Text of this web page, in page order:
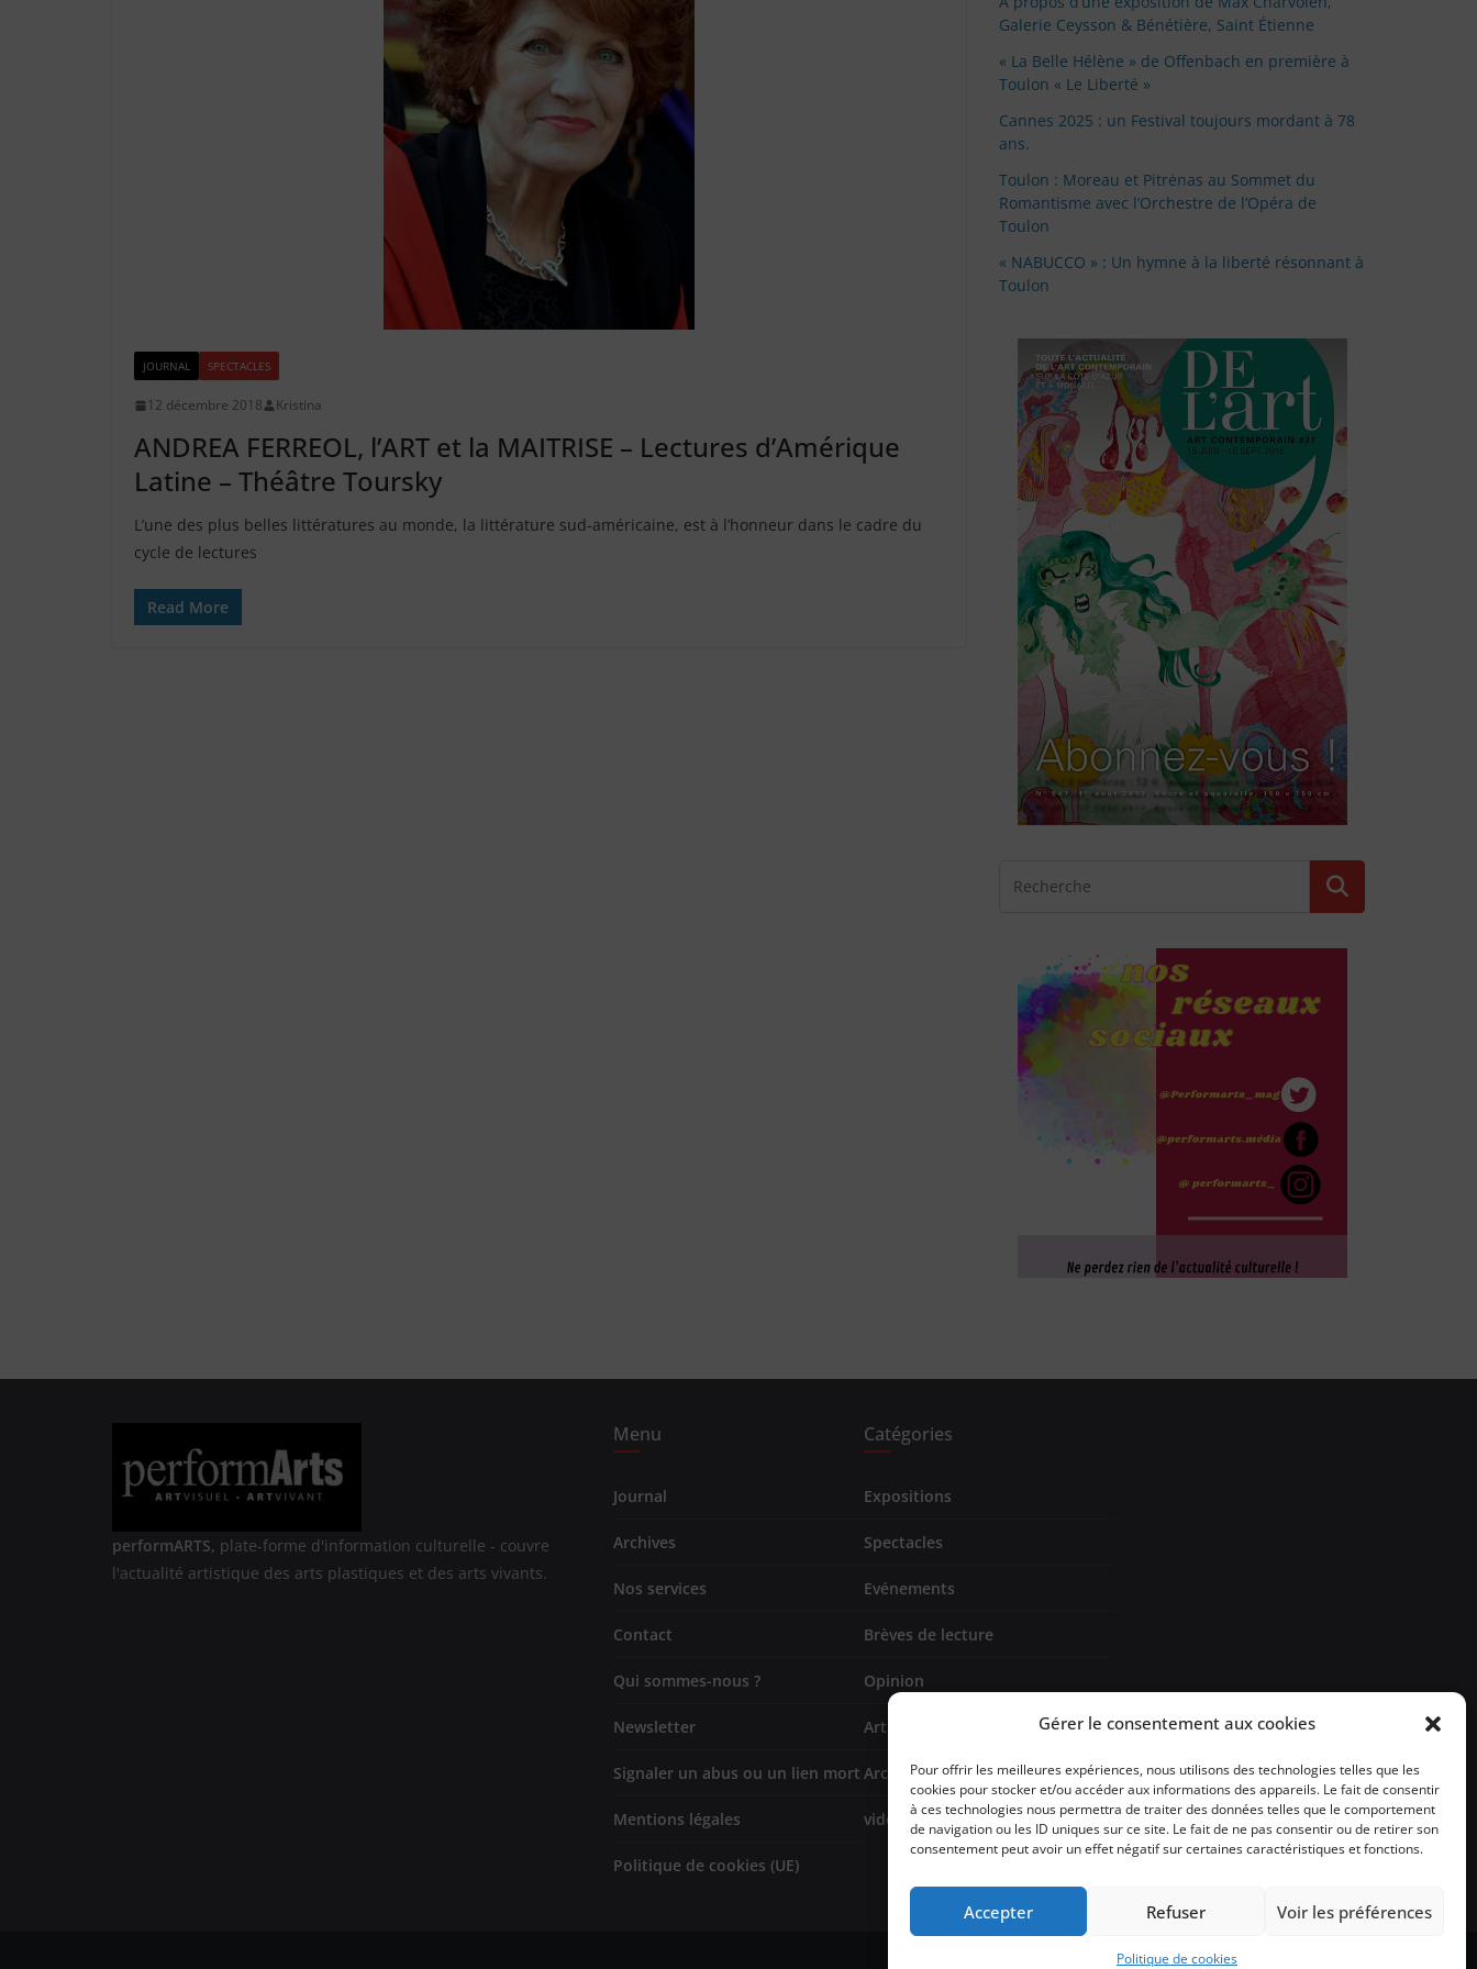
Gérer le consentement aux cookies
Pour offrir les meilleures expériences, nous utilisons des technologies telles que les
cookies pour stocker et/ou accéder aux informations des appareils. Le fait de consentir
à ces technologies nous permettra de traiter des données telles que le comportement
de navigation ou les ID uniques sur ce site. Le fait de ne pas consentir ou de retirer son
consentement peut avoir un effet négatif sur certaines caractéristiques et fonctions.
Accepter Refuser Voir les préférences
Politique de cookies
JOURNAL SPECTACLES
12 décembre 2018 Kristina
ANDREA FERREOL, l’ART et la MAITRISE – Lectures d’Amérique
Latine – Théâtre Toursky
L’une des plus belles littératures au monde, la littérature sud-américaine, est à l’honneur dans le cadre du
cycle de lectures
Read More
Galerie Ceysson & Bénétière, Saint Étienne
« La Belle Hélène » de Offenbach en première à
Toulon « Le Liberté »
Cannes 2025 : un Festival toujours mordant à 78
ans.
Toulon : Moreau et Pitrėnas au Sommet du
Romantisme avec l’Orchestre de l’Opéra de
Toulon
« NABUCCO » : Un hymne à la liberté résonnant à
Toulon
performARTS, plate-forme d'information culturelle - couvre
l'actualité artistique des arts plastiques et des arts vivants.
Menu
Journal
Archives
Nos services
Contact
Qui sommes-nous ?
Newsletter
Signaler un abus ou un lien mort
Mentions légales
Politique de cookies (UE)
Catégories
Expositions
Spectacles
Evénements
Brèves de lecture
Opinion
Artistes
Architecture/design
vidéo